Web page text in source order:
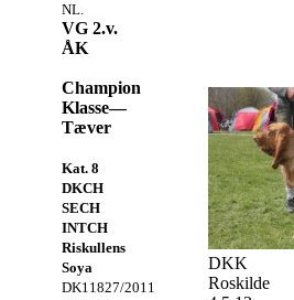
NL.
VG 2.v.
ÅK
Champion
Klasse—
Tæver
Kat. 8
DKCH
SECH
INTCH
Riskullens
Soya
DK11827/2011
DKK
Roskilde